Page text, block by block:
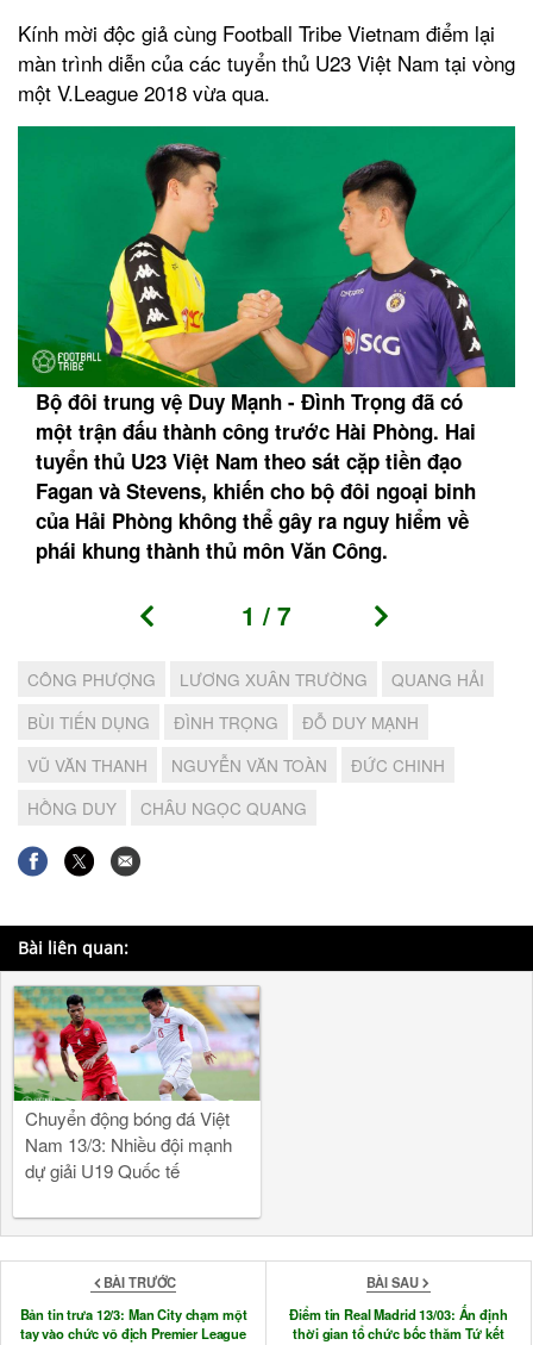
Kính mời độc giả cùng Football Tribe Vietnam điểm lại
màn trình diễn của các tuyển thủ U23 Việt Nam tại vòng
một V.League 2018 vừa qua.
Bộ đôi trung vệ Duy Mạnh - Đình Trọng đã có
một trận đấu thành công trước Hài Phòng. Hai
tuyển thủ U23 Việt Nam theo sát cặp tiền đạo
Fagan và Stevens, khiến cho bộ đôi ngoại binh
của Hải Phòng không thể gây ra nguy hiểm về
phái khung thành thủ môn Văn Công.
1 / 7
CÔNG PHƯỢNG LƯƠNG XUÂN TRƯỜNG
QUANG HẢI
BÙI TIẾN DỤNG
ĐÌNH TRỌNG
ĐỖ DUY MẠNH
VŨ VĂN THANH
NGUYỄN VĂN TOÀN
ĐỨC CHINH
HỒNG DUY
CHÂU NGỌC QUANG
Bài liên quan:
Chuyển động bóng đá Việt
Nam 13/3: Nhiều đội mạnh
dự giải U19 Quốc tế
BÀI TRƯỚC
Bản tin trưa 12/3: Man City chạm một
tay vào chức vô địch Premier League
BÀI SAU
Điểm tin Real Madrid 13/03: Ấn định
thời gian tổ chức bốc thăm Tứ kết